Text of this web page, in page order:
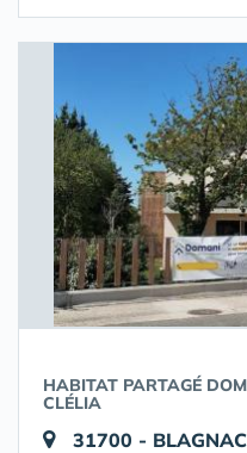
HABITAT PARTAGÉ
CLÉLIA
31700 - BLAGNAC